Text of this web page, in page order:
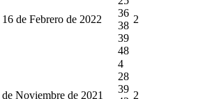
de Febrero de 2022
36
38
39
48
2
de Noviembre de 2021
4
28
39
2